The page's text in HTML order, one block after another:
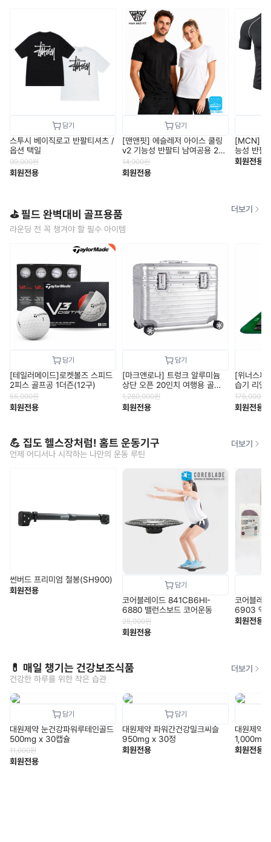
스투시 베이직로고 반팔티셔츠 /
옵션 택일
99,000원
회원전용
[맨앤핏] 에슬레저 아이스 쿨링
v2 기능성 반팔티 남여공용 2컬
러 택1
14,900원
회원전용
[MCN] 남
능성 반팔
회원전용
⛳ 필드 완벽대비 골프용품
라운딩 전 꼭 챙겨야 할 필수 아이템
더보기
[테일러메이드]로켓볼즈 스피드
2피스 골프공 1더즌(12구)
55,000원
회원전용
[마크앤로나] 트렁크 알루미늄
상단 오픈 20인치 여행용 골프
캐리어
1,280,000원
회원전용
[위너스피
습기 리얼
175,000원
회원전용
💪 집도 헬스장처럼! 홈트 운동기구
언제 어디서나 시작하는 나만의 운동 루틴
더보기
썬버드 프리미엄 철봉(SH900)
회원전용
코어블레이드 841CB6HI-
6880 밸런스보드 코어운동
25,000원
회원전용
코어블레
6903 엑
루
회원전용
💊 매일 챙기는 건강보조식품
건강한 하루를 위한 작은 습관
더보기
대원제약 눈건강파워루테인골드
500mg x 30캡슐
11,000원
회원전용
대원제약 파워간건강밀크씨슬
950mg x 30정
회원전용
대원제약
1,000mg
회원전용